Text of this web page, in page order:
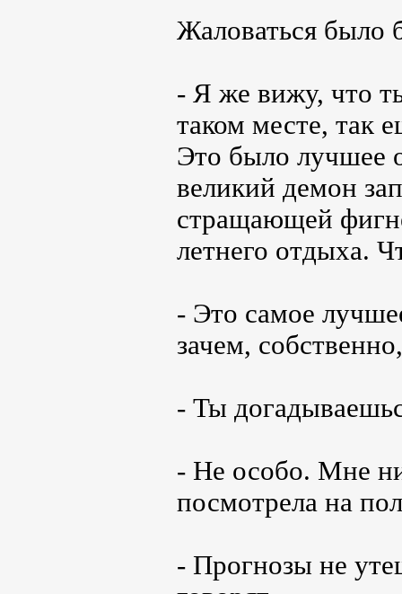
Жаловаться было
- Я же вижу, что
таком месте, так
Это было лучшее
великий демон
стращающей
летнего отдыха.
- Это самое
зачем,
- Ты
- Не особо. Мне
посмотрела на
- Прогнозы не